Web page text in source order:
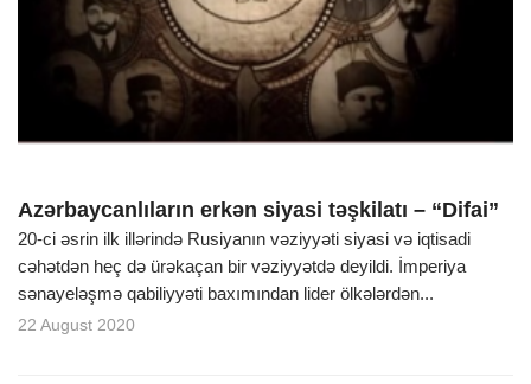
Azərbaycanlıların erkən siyasi təşkilatı – “Difai”
20-ci əsrin ilk illərində Rusiyanın vəziyyəti siyasi və iqtisadi
cəhətdən heç də ürəkaçan bir vəziyyətdə deyildi. İmperiya
sənayeləşmə qabiliyyəti baxımından lider ölkələrdən...
22 August 2020